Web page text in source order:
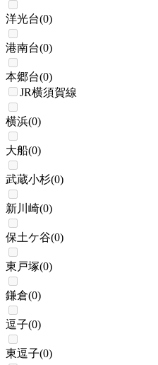
洋光台(0)
港南台(0)
本郷台(0)
JR横須賀線
横浜(0)
大船(0)
武蔵小杉(0)
新川崎(0)
保土ケ谷(0)
東戸塚(0)
鎌倉(0)
逗子(0)
東逗子(0)